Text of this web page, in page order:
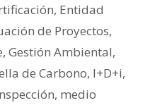
, Entidad
de Proyectos,
, Gestión Ambiental,
de Carbono, I+D+i,
, medio